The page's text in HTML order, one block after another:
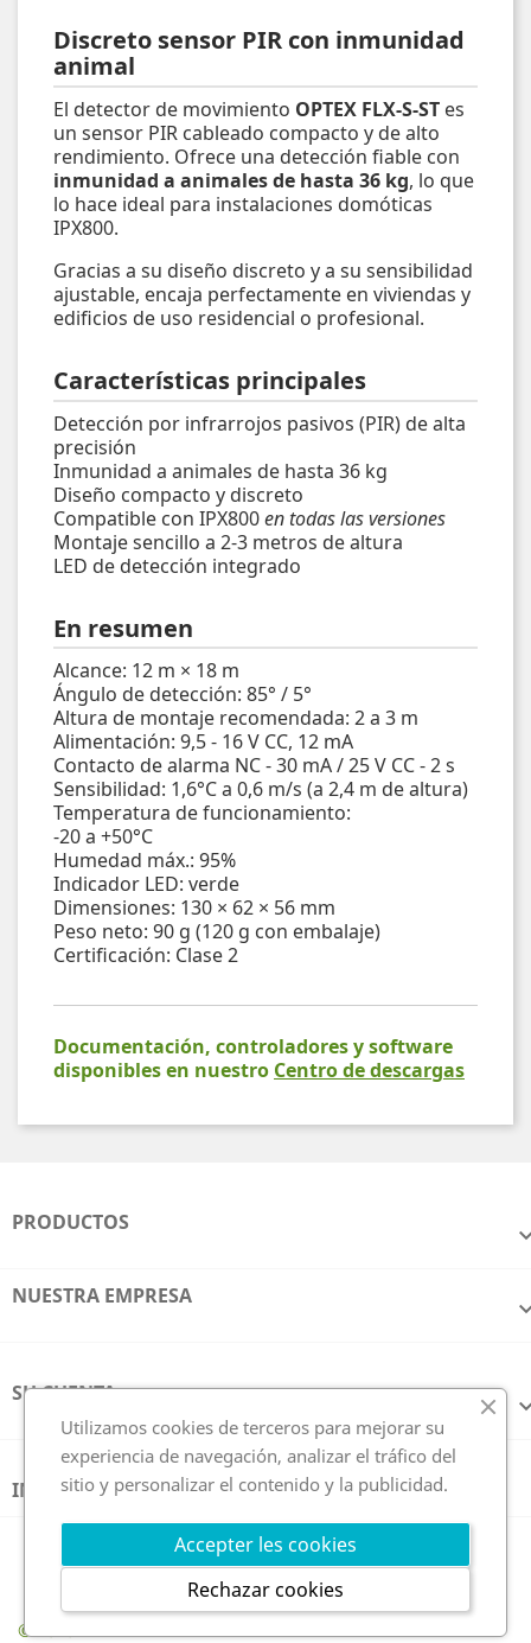
Discreto sensor PIR con inmunidad
animal
El detector de movimiento OPTEX FLX-S-ST es
un sensor PIR cableado compacto y de alto
rendimiento. Ofrece una detección fiable con
inmunidad a animales de hasta 36 kg, lo que
lo hace ideal para instalaciones domóticas
IPX800.
Gracias a su diseño discreto y a su sensibilidad
ajustable, encaja perfectamente en viviendas y
edificios de uso residencial o profesional.
Características principales
Detección por infrarrojos pasivos (PIR) de alta
precisión
Inmunidad a animales de hasta 36 kg
Diseño compacto y discreto
Compatible con IPX800en todas las versiones
Montaje sencillo a 2-3 metros de altura
LED de detección integrado
En resumen
Alcance: 12 m × 18 m
Ángulo de detección: 85° / 5°
Altura de montaje recomendada: 2 a 3 m
Alimentación: 9,5 - 16 V CC, 12 mA
Contacto de alarma NC - 30 mA / 25 V CC - 2 s
Sensibilidad: 1,6°C a 0,6 m/s (a 2,4 m de altura)
Temperatura de funcionamiento:
-20 a +50°C
Humedad máx.: 95%
Indicador LED: verde
Dimensiones: 130 × 62 × 56 mm
Peso neto: 90 g (120 g con embalaje)
Certificación: Clase 2
Documentación, controladores y software
disponibles en nuestro Centro de descargas
PRODUCTOS
NUESTRA EMPRESA
SU CUENTA
INFORMACIÓN DE LA TIENDA
Síguenos en
© 2026 - GCE Electronics
Utilizamos cookies de terceros para mejorar su
experiencia de navegación, analizar el tráfico del
sitio y personalizar el contenido y la publicidad.
Accepter les cookies
Rechazar cookies